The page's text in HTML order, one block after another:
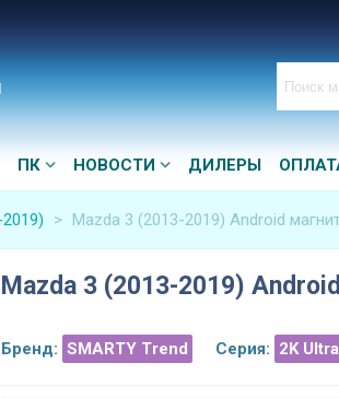
ПК НОВОСТИ ДИЛЕРЫ
> Mazda 3 (2013-2019) Android
Mazda 3 (2013-2019)
Бренд: SMARTY Trend Серия: 2K